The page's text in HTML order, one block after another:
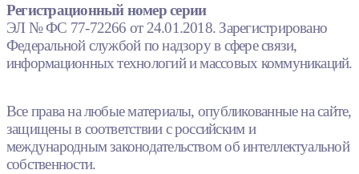
Регистрационный номер серии
ЭЛ № ФС 77-72266 от 24.01.2018. Зарегистрировано
Федеральной службой по надзору в сфере связи,
информационных технологий и массовых коммуникаций.
Все права на любые материалы, опубликованные на сайте,
защищены в соответствии с российским и
международным законодательством об интеллектуальной
собственности.